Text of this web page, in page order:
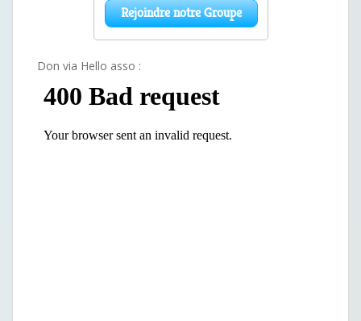
Don via Hello asso :